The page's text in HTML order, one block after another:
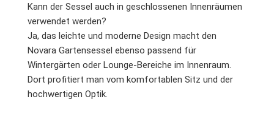
Kann der Sessel auch in geschlossenen Innenräumen
verwendet werden?
Ja, das leichte und moderne Design macht den
Novara Gartensessel ebenso passend für
Wintergärten oder Lounge-Bereiche im Innenraum.
Dort profitiert man vom komfortablen Sitz und der
hochwertigen Optik.